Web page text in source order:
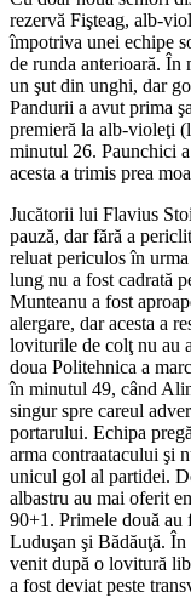
rezervă Fişteag, alb-
împotriva unei echipe
de runda anterioară. În
un şut din unghi, dar
Pandurii a avut prima
premieră la alb-violeţi
minutul 26. Paunchici
acesta a trimis prea
Jucătorii lui Flavius
pauză, dar fără a
reluat periculos în
lung nu a fost cadrată
Munteanu a fost
alergare, dar acesta a
loviturile de colţ nu au
doua Politehnica a
în minutul 49, când
singur spre careul
portarului. Echipa
arma contraatacului şi
unicul gol al partidei.
albastru au mai oferit
90+1. Primele două au
Luduşan şi Bădăuţă.
venit după o lovitură
a fost deviat peste